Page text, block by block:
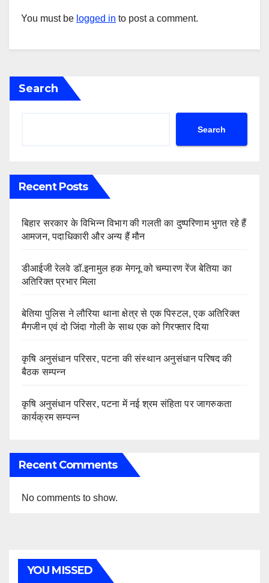
You must be logged in to post a comment.
Search
Search
Recent Posts
बिहार सरकार के विभिन्न विभाग की गलती का दुष्परिणाम भुगत रहे हैं
आमजन, पदाधिकारी और अन्य हैं मौन
डीआईजी रेलवे डॉ.इनामुल हक मेगनू को चम्पारण रेंज बेतिया का
अतिरिक्त प्रभार मिला
बेतिया पुलिस ने लौरिया थाना क्षेत्र से एक पिस्टल, एक अतिरिक्त
मैगजीन एवं दो जिंदा गोली के साथ एक को गिरफ्तार दिया
कृषि अनुसंधान परिसर, पटना की संस्थान अनुसंधान परिषद की
बैठक सम्पन्न
कृषि अनुसंधान परिसर, पटना में नई श्रम संहिता पर जागरुकता
कार्यक्रम सम्पन्न
Recent Comments
No comments to show.
YOU MISSED